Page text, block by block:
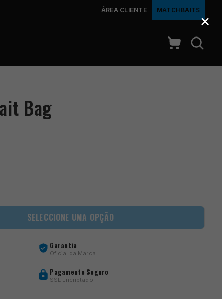
ÁREA CLIENTE MATCHBAITS
Bag
SELECCIONE UMA OPÇÃO
Garantia
Oficial da Marca
Pagamento Seguro
SSL Encriptado
×